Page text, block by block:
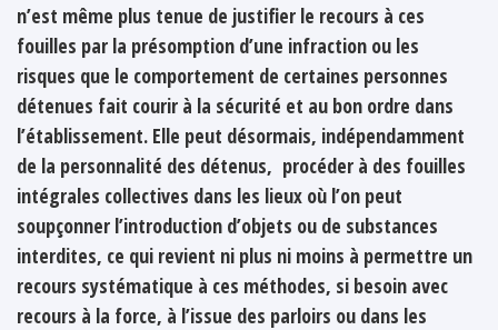
n’est même plus tenue de justifier le recours à ces
fouilles par la présomption d’une infraction ou les
risques que le comportement de certaines personnes
détenues fait courir à la sécurité et au bon ordre dans
l’établissement. Elle peut désormais, indépendamment
de la personnalité des détenus, procéder à des fouilles
intégrales collectives dans les lieux où l’on peut
soupçonner l’introduction d’objets ou de substances
interdites, ce qui revient ni plus ni moins à permettre un
recours systématique à ces méthodes, si besoin avec
recours à la force, à l’issue des parloirs ou dans les